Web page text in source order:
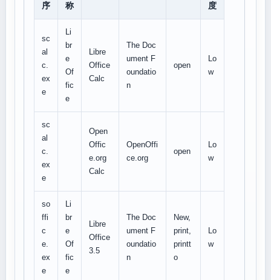
序
称
度
sc
al
c.
ex
e
Li
br
e
Of
fic
e
Libre
Office
Calc
The Doc
ument F
oundatio
n
open
Lo
w
sc
al
c.
ex
e
Open
Offic
e.org
Calc
OpenOffi
ce.org
open
Lo
w
so
ffi
c
e.
ex
e
Li
br
e
Of
fic
e
Libre
Office
3.5
The Doc
ument F
oundatio
n
New,
print,
printt
o
Lo
w